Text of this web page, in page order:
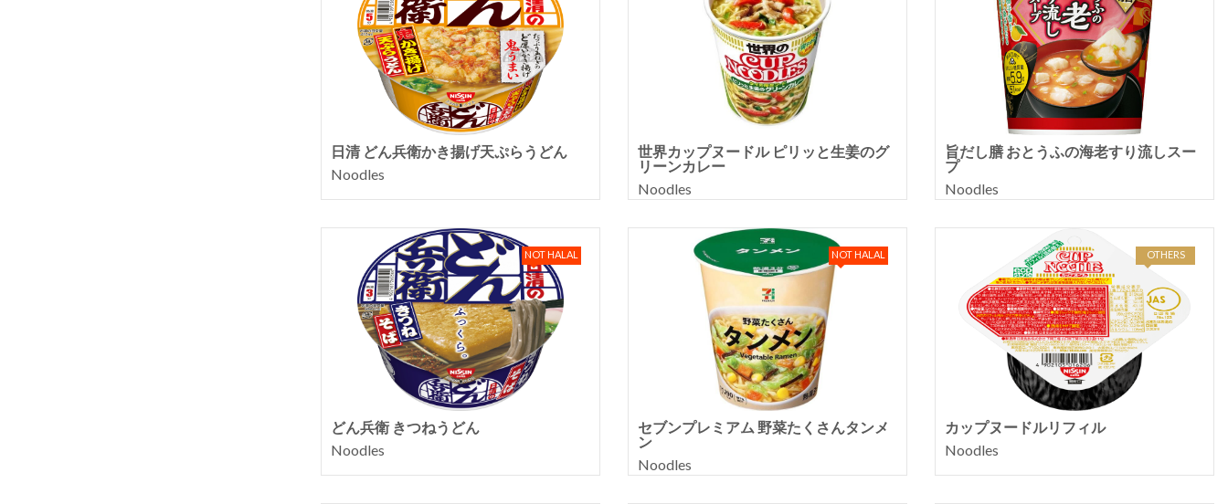
日清 どん兵衛かき揚げ天ぷらうどん
Noodles
世界カップヌードル ピリッと生姜のグ
リーンカレー
Noodles
旨だし膳 おとうふの海老すり流しスー
プ
Noodles
NOT HALAL
どん兵衛 きつねうどん
Noodles
NOT HALAL
セブンプレミアム 野菜たくさんタンメ
ン
Noodles
OTHERS
カップヌードルリフィル
Noodles